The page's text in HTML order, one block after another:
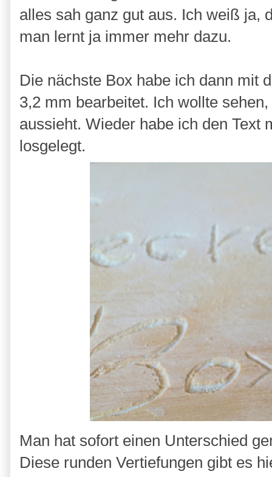
alles sah ganz gut aus. Ich weiß ja,
man lernt ja immer mehr dazu.
Die nächste Box habe ich dann mit
3,2 mm bearbeitet. Ich wollte
aussieht. Wieder habe ich den Text
losgelegt.
Man hat sofort einen Unterschied
Diese runden Vertiefungen gibt es